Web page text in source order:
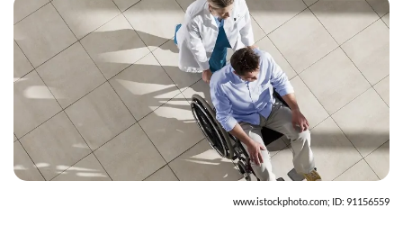
www.istockphoto.com; ID: 91156559